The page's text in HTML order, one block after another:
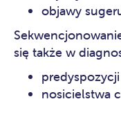
objawy
się także w
nosicielstwa